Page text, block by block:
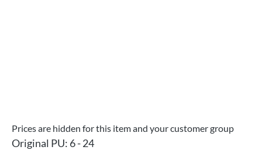
Prices are hidden for this item and your customer group
Original PU: 6 - 24